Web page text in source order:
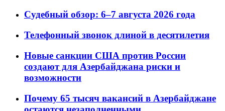
Судебный обзор: 6–7 августа 2026 года
Телефонный звонок длиной в десятилетия
Новые санкции США против России
создают для Азербайджана риски и
возможности
Почему 65 тысяч вакансий в Азербайджане